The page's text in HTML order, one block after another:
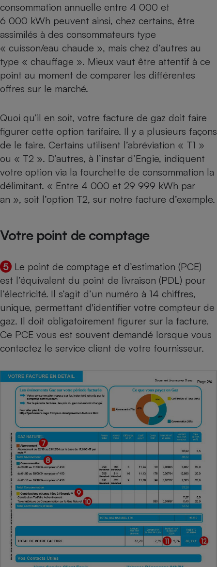
consommation annuelle entre 4 000 et
6 000 kWh peuvent ainsi, chez certains, être
assimilés à des consommateurs type
« cuisson/eau chaude », mais chez d’autres au
type « chauffage ». Mieux vaut être attentif à ce
point au moment de comparer les différentes
offres sur le marché.
Quoi qu’il en soit, votre facture de gaz doit faire
figurer cette option tarifaire. Il y a plusieurs façons
de le faire. Certains utilisent l’abréviation « T1 »
ou « T2 ». D’autres, à l’instar d’Engie, indiquent
votre option via la fourchette de consommation la
délimitant. « Entre 4 000 et 29 999 kWh par
an », soit l’option T2, sur notre facture d’exemple.
Votre point de comptage
5 Le point de comptage et d’estimation (PCE)
est l’équivalent du point de livraison (PDL) pour
l’électricité. Il s’agit d’un numéro à 14 chiffres,
unique, permettant d'identifier votre compteur de
gaz. Il doit obligatoirement figurer sur la facture.
Ce PCE vous est souvent demandé lorsque vous
contactez le service client de votre fournisseur.